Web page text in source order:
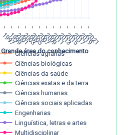
1997
19992001200320052007200920112013201520172019
2021
Ciências agrárias
Ciências biológicas
Ciências da saúde
Ciências exatas e da terra
Ciências humanas
Ciências sociais aplicadas
Engenharias
Linguística, letras e artes
Multidisciplinar
Grande área do conhecimento